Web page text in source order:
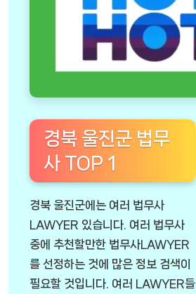
경북 울진군 법무
사 TOP 1
경북 울진군에는 여러 법무사
LAWYER 있습니다. 여러 법무사
중에 추천할만한 법무사LAWYER
를 선정하는 것에 많은 정보 검색이
필요할 것입니다. 여러 LAWYER들